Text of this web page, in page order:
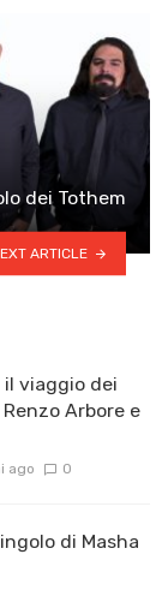
dei Tothem
ARTICLE
viaggio dei
Arbore e
ago 0
di Masha